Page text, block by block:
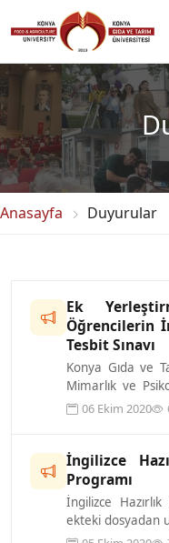
Anasayfa Duyurular
Ek
Öğrencilerin
Tesbit Sınavı
Konya Gıda ve
Mimarlık ve
Mühendislik
06 Ekim 2020
İngilizce
Programı
İngilizce
ekteki dosyadan